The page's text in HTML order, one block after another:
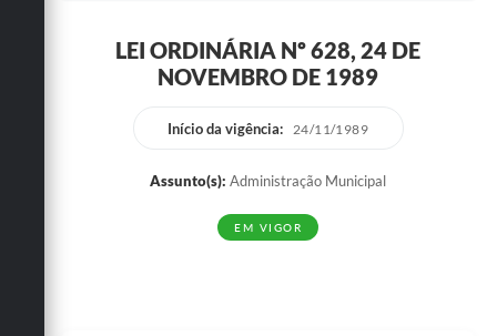
Legislação
Conselho Tutelar.
LEI ORDINÁRIA Nº 628, 24 DE
NOVEMBRO DE 1989
Início da vigência: 24/11/1989
Assunto(s): Administração Municipal
EM VIGOR